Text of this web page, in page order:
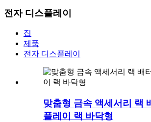
전자 디스플레이
집
제품
전자 디스플레이
맞춤형 금속 액세서리 랙
플레이 랙 바닥형